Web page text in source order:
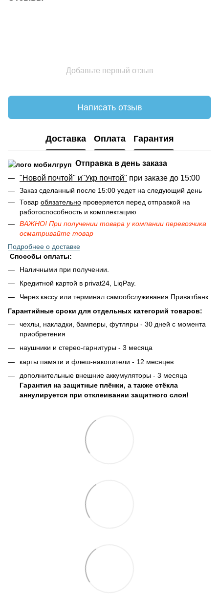
Добавьте первый отзыв
Написать отзыв
Доставка Оплата Гарантия
Отправка в день заказа
"Новой почтой" и"Укр почтой" при заказе до 15:00
Заказ сделанный после 15:00 уедет на следующий день
Товар обязательно проверяется перед отправкой на
работоспособность и комплектацию
ВАЖНО! При получении товара у компании перевозчика
осматривайте товар
Подробнее о доставке
Способы оплаты:
Наличными при получении.
Кредитной картой в privat24, LiqPay.
Через кассу или терминал самообслуживания Приватбанк.
Гарантийные сроки для отдельных категорий товаров:
чехлы, накладки, бамперы, футляры - 30 дней с момента
приобретения
наушники и стерео-гарнитуры - 3 месяца
карты памяти и флеш-накопители - 12 месяцев
дополнительные внешние аккумуляторы - 3 месяца
Гарантия на защитные плёнки, а также стёкла
аннулируется при отклеивании защитного слоя!